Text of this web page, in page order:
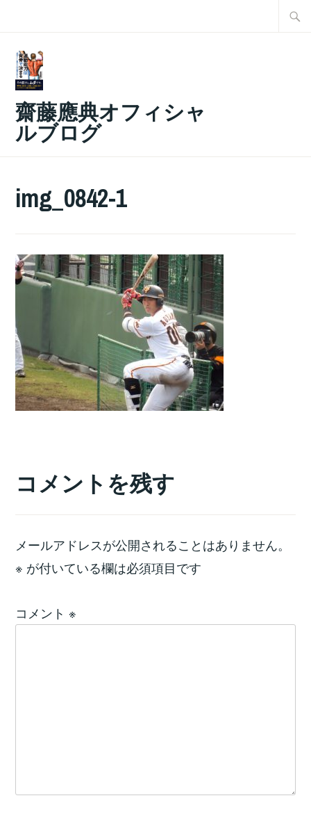
齋藤應典オフィシャ
ルブログ
img_0842-1
コメントを残す
メールアドレスが公開されることはありません。
※ が付いている欄は必須項目です
コメント ※